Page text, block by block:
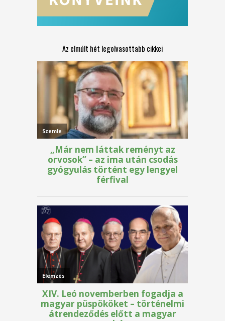
Az elmúlt hét legolvasottabb cikkei